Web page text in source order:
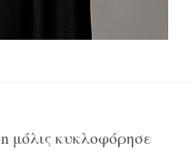
μόλις κυκλοφόρησε